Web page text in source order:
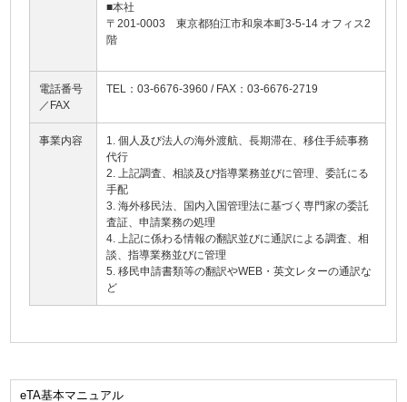
■本社
〒201-0003 東京都狛江市和泉本町3-5-14 オフィス2
階
電話番号
／FAX
TEL：03-6676-3960 / FAX：03-6676-2719
事業内容
1. 個人及び法人の海外渡航、長期滞在、移住手続事務
代行
2. 上記調査、相談及び指導業務並びに管理、委託にる
手配
3. 海外移民法、国内入国管理法に基づく専門家の委託
査証、申請業務の処理
4. 上記に係わる情報の翻訳並びに通訳による調査、相
談、指導業務並びに管理
5. 移民申請書類等の翻訳やWEB・英文レターの通訳な
ど
eTA基本マニュアル